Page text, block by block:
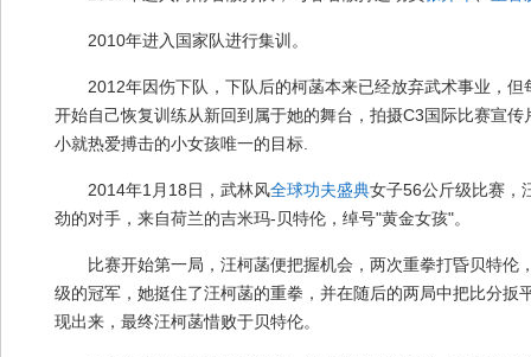
2010年进入国家队进行集训。
2012年因伤下队，下队后的柯菡本来已经放弃武术事业，
开始自己恢复训练从新回到属于她的舞台，拍摄C3国际比赛宣
小就热爱搏击的小女孩唯一的目标.
2014年1月18日，武林风全球功夫盛典女子56公斤级比赛，
劲的对手，来自荷兰的吉米玛-贝特伦，绰号"黄金女孩"。
比赛开始第一局，汪柯菡便把握机会，两次重拳打昏贝特伦
级的冠军，她挺住了汪柯菡的重拳，并在随后的两局中把比分扳
现出来，最终汪柯菡惜败于贝特伦。